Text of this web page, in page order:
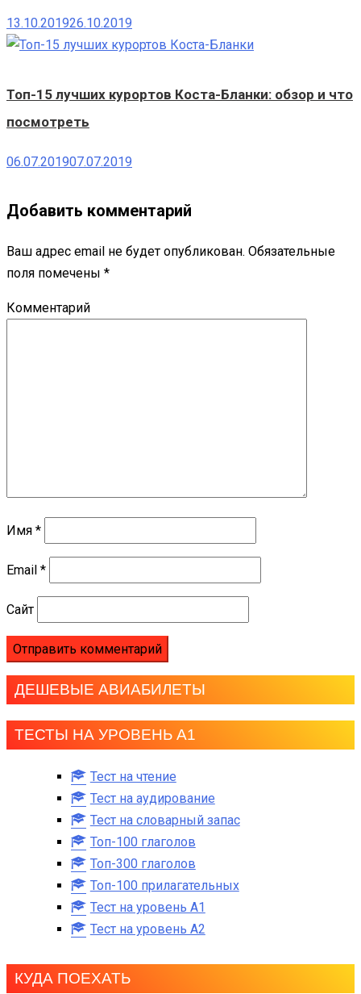
13.10.201926.10.2019
Топ-15 лучших курортов Коста-Бланки: обзор и что
посмотреть
06.07.201907.07.2019
Добавить комментарий
Ваш адрес email не будет опубликован. Обязательные
поля помечены *
Комментарий
Имя *
Email *
Сайт
ДЕШЕВЫЕ АВИАБИЛЕТЫ
ТЕСТЫ НА УРОВЕНЬ А1
Тест на чтение
Тест на аудирование
Тест на словарный запас
Топ-100 глаголов
Топ-300 глаголов
Топ-100 прилагательных
Тест на уровень A1
Тест на уровень A2
КУДА ПОЕХАТЬ